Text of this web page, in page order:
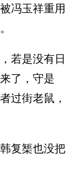
冯玉祥重用
若是没有日
了，守是
过街老鼠，
复榘也没把